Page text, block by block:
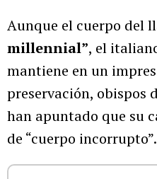
Aunque el cuerpo del
millennial”, el
mantiene en un
preservación, obispos
han apuntado que su
de “cuerpo incorrupto”.